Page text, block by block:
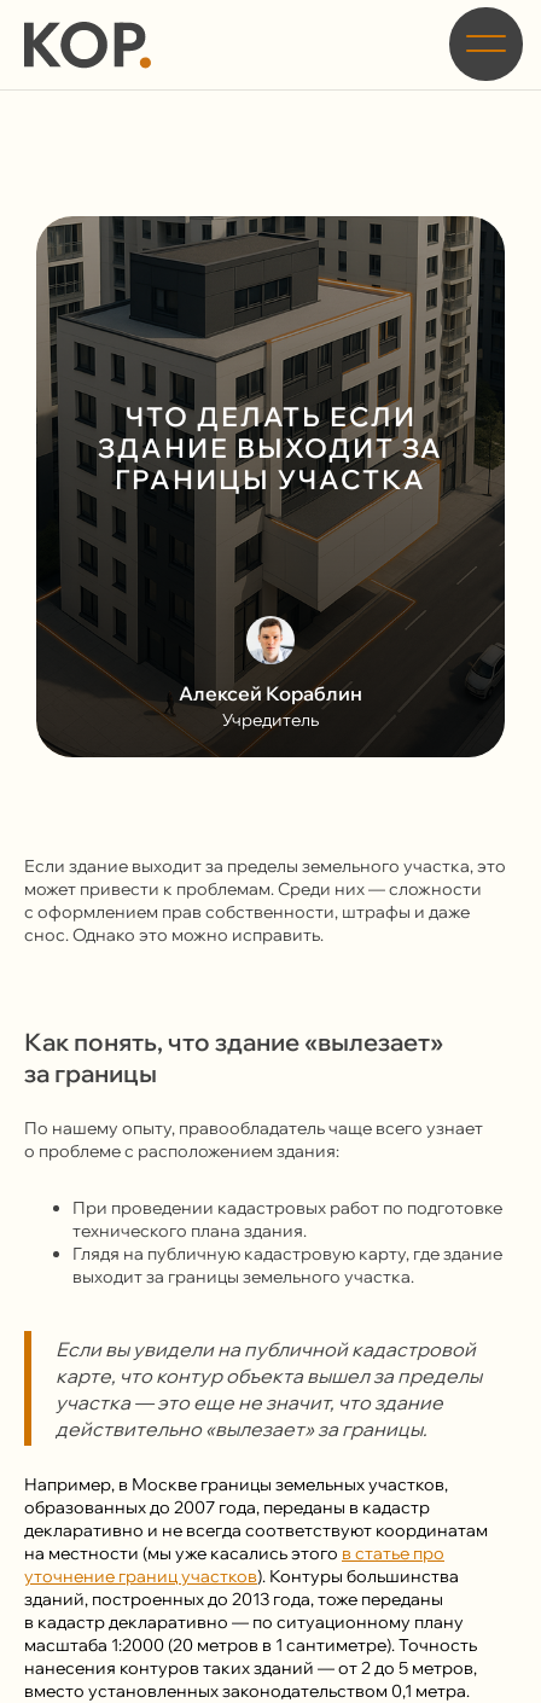
ЧТО ДЕЛАТЬ ЕСЛИ
ЗДАНИЕ ВЫХОДИТ ЗА
ГРАНИЦЫ УЧАСТКА
Алексей Кораблин
Учредитель
Если здание выходит за пределы земельного участка, это
может привести к проблемам. Среди них — сложности
с оформлением прав собственности, штрафы и даже
снос. Однако это можно исправить.
Как понять, что здание «вылезает»
за границы
По нашему опыту, правообладатель чаще всего узнает
о проблеме с расположением здания:
При проведении кадастровых работ по подготовке
технического плана здания.
Глядя на публичную кадастровую карту, где здание
выходит за границы земельного участка.
Если вы увидели на публичной кадастровой
карте, что контур объекта вышел за пределы
участка — это еще не значит, что здание
действительно «вылезает» за границы.
Например, в Москве границы земельных участков,
образованных до 2007 года, переданы в кадастр
декларативно и не всегда соответствуют координатам
на местности (мы уже касались этого в статье про
уточнение границ участков). Контуры большинства
зданий, построенных до 2013 года, тоже переданы
в кадастр декларативно — по ситуационному плану
масштаба 1:2000 (20 метров в 1 сантиметре). Точность
нанесения контуров таких зданий — от 2 до 5 метров,
вместо установленных законодательством 0,1 метра.